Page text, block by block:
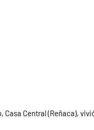
Central (Reñaca),